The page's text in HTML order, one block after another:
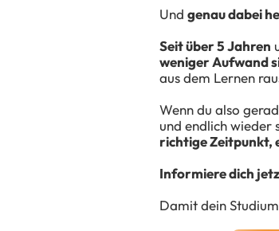
Und genau dabei
Seit über 5 Jahren
weniger Aufwand
aus dem Lernen
Wenn du also
und endlich wieder
richtige Zeitpunkt,
Informiere dich
Damit dein